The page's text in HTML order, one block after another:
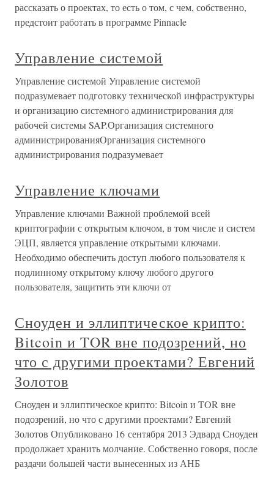
рассказать о проектах, то есть о том, с чем, собственно,
предстоит работать в программе Pinnacle
Управление системой
Управление системой Управление системой
подразумевает подготовку технической инфраструктуры
и организацию системного администрирования для
рабочей системы SAP.Организация системного
администрированияОрганизация системного
администрирования подразумевает
Управление ключами
Управление ключами Важной проблемой всей
криптографии с открытым ключом, в том числе и систем
ЭЦП, является управление открытыми ключами.
Необходимо обеспечить доступ любого пользователя к
подлинному открытому ключу любого другого
пользователя, защитить эти ключи от
Сноуден и эллиптическое крипто:
Bitcoin и TOR вне подозрений, но
что с другими проектами? Евгений
Золотов
Сноуден и эллиптическое крипто: Bitcoin и TOR вне
подозрений, но что с другими проектами? Евгений
Золотов Опубликовано 16 сентября 2013 Эдвард Сноуден
продолжает хранить молчание. Собственно говоря, после
раздачи большей части вынесенных из АНБ